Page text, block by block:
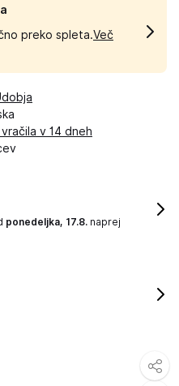
preko spleta.Več
v 14 dneh
ponedeljka, 17.8. naprej